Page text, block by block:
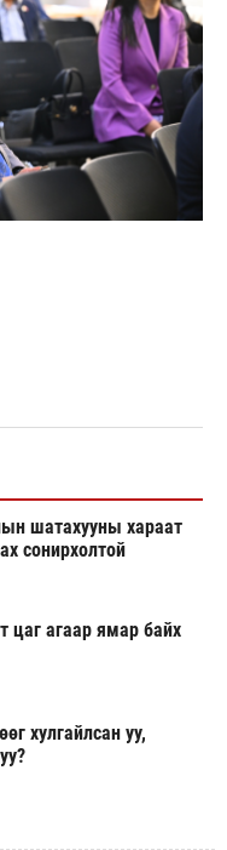
шатахууны хараат
сонирхолтой
цаг агаар ямар байх
хулгайлсан уу,